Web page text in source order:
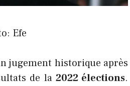
Efe
jugement historique après
de la 2022 élections.